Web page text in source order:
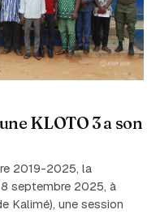
KLOTO 3 a son
2019-2025, la
septembre 2025, à
Kalimé), une session